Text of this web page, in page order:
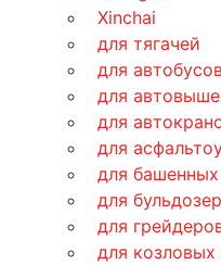
Xinchai
для тягачей
для
для
для
для
для
для
для
для козловых